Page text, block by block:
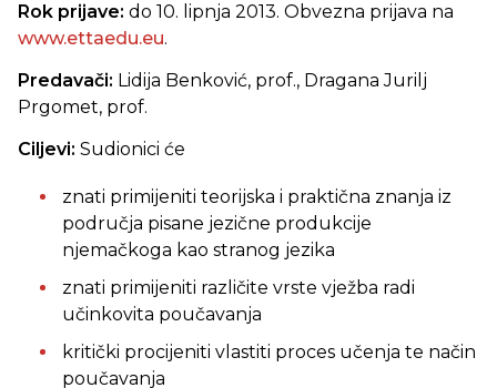
Rok prijave: do 10. lipnja 2013. Obvezna prijava na
www.ettaedu.eu.
Predavači: Lidija Benković, prof., Dragana Jurilj
Prgomet, prof.
Ciljevi: Sudionici će
znati primijeniti teorijska i praktična znanja iz
područja pisane jezične produkcije
njemačkoga kao stranog jezika
znati primijeniti različite vrste vježba radi
učinkovita poučavanja
kritički procijeniti vlastiti proces učenja te način
poučavanja